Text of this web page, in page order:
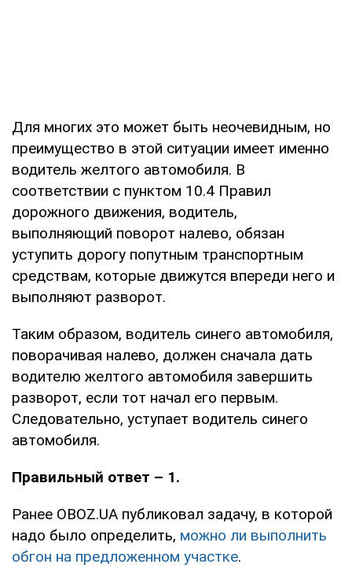
Для многих это может быть неочевидным, но
преимущество в этой ситуации имеет именно
водитель желтого автомобиля. В
соответствии с пунктом 10.4 Правил
дорожного движения, водитель,
выполняющий поворот налево, обязан
уступить дорогу попутным транспортным
средствам, которые движутся впереди него и
выполняют разворот.
Таким образом, водитель синего автомобиля,
поворачивая налево, должен сначала дать
водителю желтого автомобиля завершить
разворот, если тот начал его первым.
Следовательно, уступает водитель синего
автомобиля.
Правильный ответ – 1.
Ранее OBOZ.UA публиковал задачу, в которой
надо было определить, можно ли выполнить
обгон на предложенном участке.